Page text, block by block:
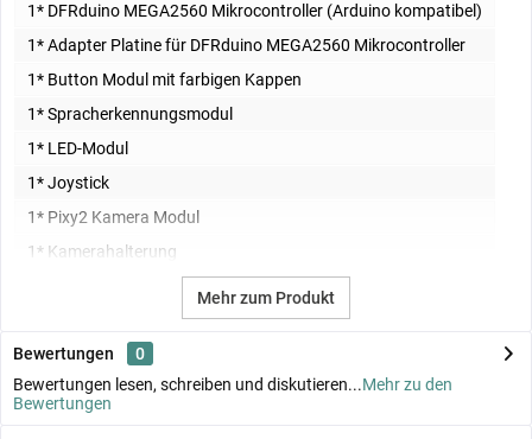
1* DFRduino MEGA2560 Mikrocontroller (Arduino kompatibel)
1* Adapter Platine für DFRduino MEGA2560 Mikrocontroller
1* Button Modul mit farbigen Kappen
1* Spracherkennungsmodul
1* LED-Modul
1* Joystick
1* Pixy2 Kamera Modul
1* Kamerahalterung
1* Verbindungskabel für die Kamera
1* Verbindungskabel für den DOBOT
1* Fixierplatte für den DOBOT
1* Sauggreifer
Mehr zum Produkt
Bewertungen
0
Bewertungen lesen, schreiben und diskutieren...Mehr zu den
Bewertungen